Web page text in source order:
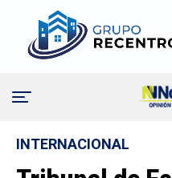
INTERNACIONAL